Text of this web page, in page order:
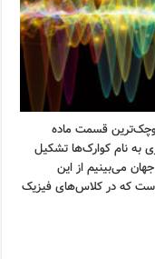
اتم کوچک‌ترین قسمت ماده
به نام کوارک‌ها تشکیل
می‌بینیم از این
که در کلاس‌های فیزیک